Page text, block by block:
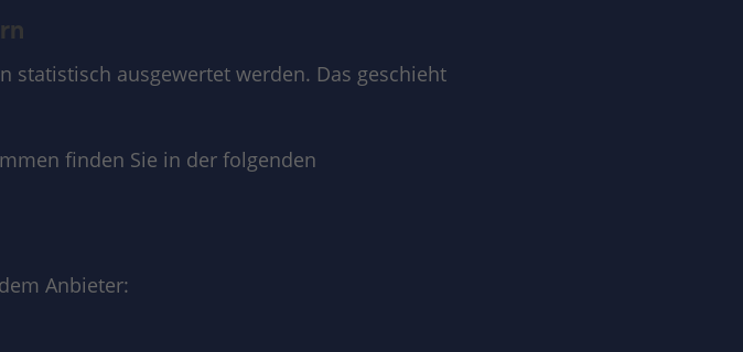
statistisch ausgewertet werden. Das geschieht
finden Sie in der folgenden
Anbieter: